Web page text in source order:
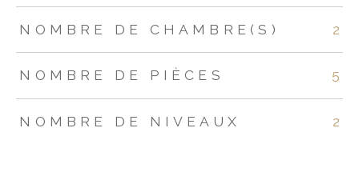
NOMBRE DE CHAMBRE(S) 2
NOMBRE DE PIÈCES 5
NOMBRE DE NIVEAUX 2